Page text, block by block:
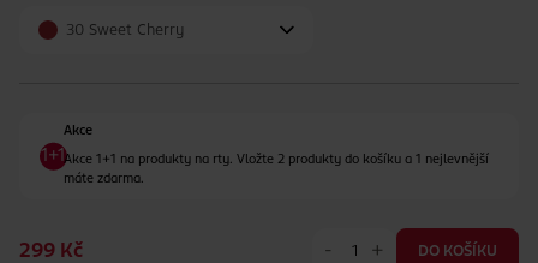
30 Sweet Cherry
Akce
Akce 1+1 na produkty na rty. Vložte 2 produkty do košíku a 1 nejlevnější
máte zdarma.
299 Kč - + DO KOŠÍKU